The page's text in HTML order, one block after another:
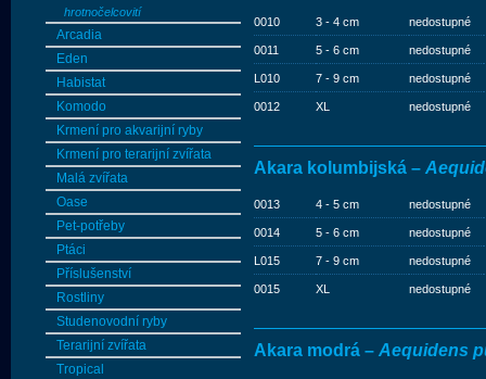
hrotnočelcovití
Arcadia
Eden
Habistat
Komodo
Krmení pro akvarijní ryby
Krmení pro terarijní zvířata
Malá zvířata
Oase
Pet-potřeby
Ptáci
Příslušenství
Rostliny
Studenovodní ryby
Terarijní zvířata
Tropical
0010 3 - 4 cm nedostupné
0011 5 - 6 cm nedostupné
L010 7 - 9 cm nedostupné
0012 XL nedostupné
Akara kolumbijská –
0013 4 - 5 cm nedostupné
0014 5 - 6 cm nedostupné
L015 7 - 9 cm nedostupné
0015 XL nedostupné
Akara modrá – Aequidens